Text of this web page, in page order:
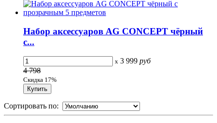
Набор аксессуаров AG CONCEPT чёрный
с...
x 3 999 руб
4 798
Скидка 17%
Сортировать по: